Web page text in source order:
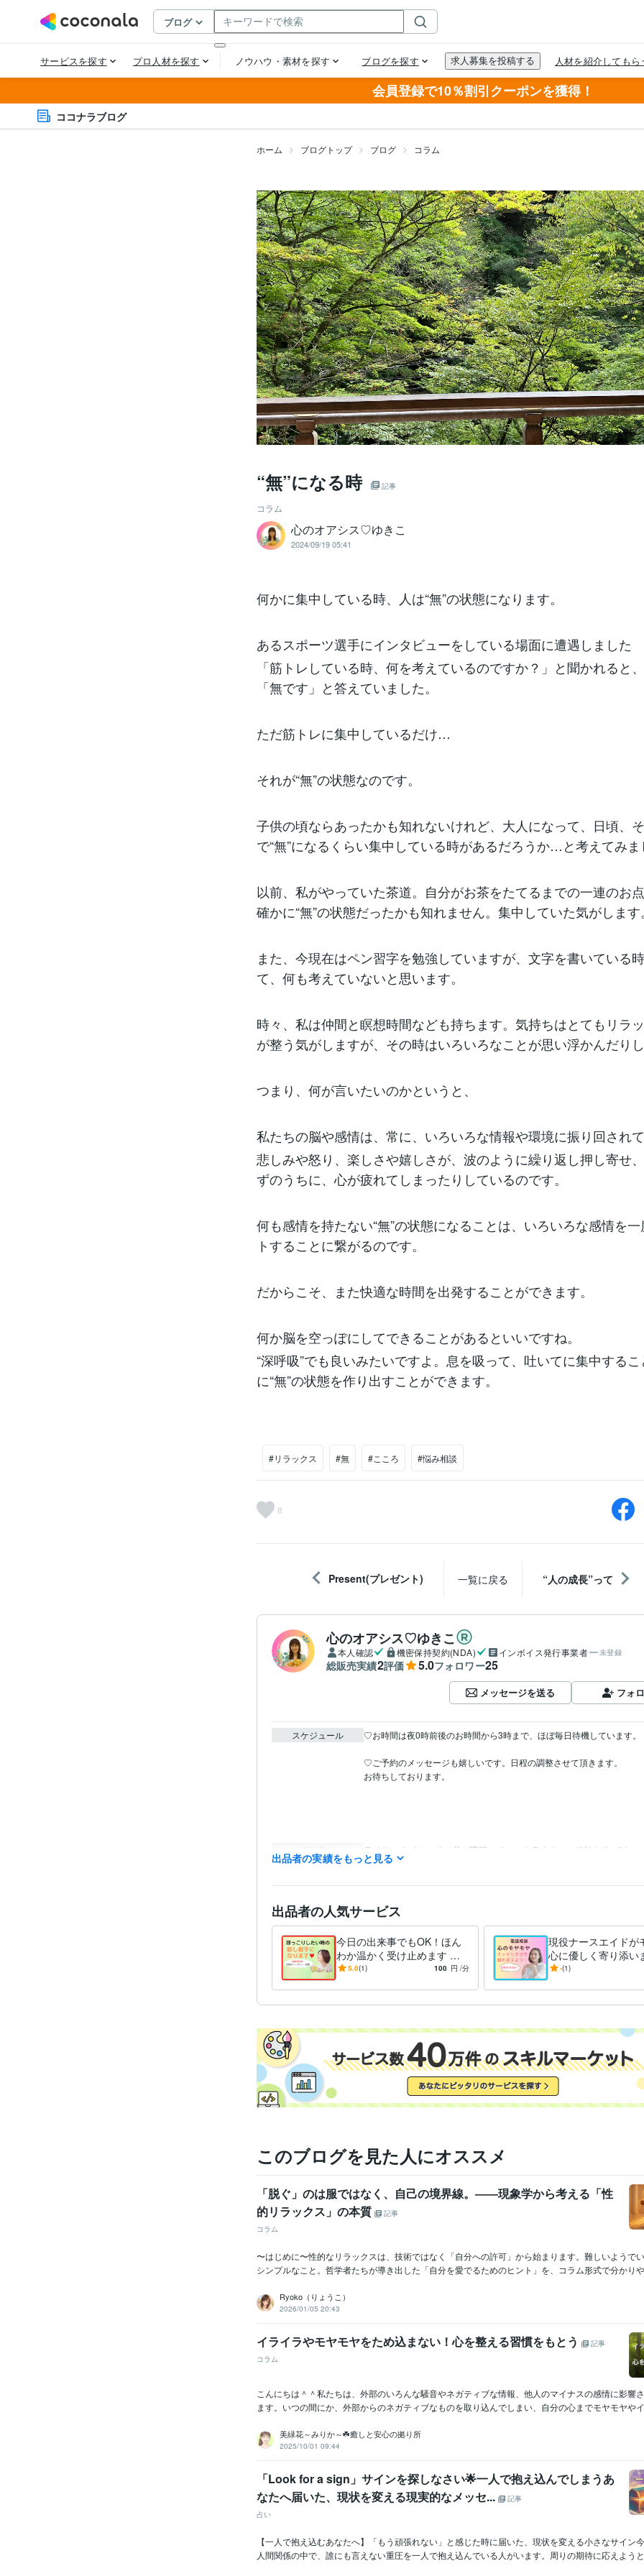
会員登録で10％割引クーポンを獲得！
ココナラブログ
ホーム ブログトップ ブログ コラム
“無”になる時 記事
コラム
心のオアシス♡ゆきこ
2024/09/19 05:41
何かに集中している時、人は“無”の状態になります。
あるスポーツ選手にインタビューをしている場面に遭遇しました
「筋トレしている時、何を考えているのですか？」と聞かれると
「無です」と答えていました。
ただ筋トレに集中しているだけ…
それが“無”の状態なのです。
子供の頃ならあったかも知れないけれど、大人になって、日頃、
で“無”になるくらい集中している時があるだろうか…と考えてみま
以前、私がやっていた茶道。自分がお茶をたてるまでの一連のお点
確かに“無”の状態だったかも知れません。集中していた気がします。
また、今現在はペン習字を勉強していますが、文字を書いている
て、何も考えていないと思います。
時々、私は仲間と瞑想時間なども持ちます。気持ちはとてもリラ
が整う気がしますが、その時はいろいろなことが思い浮かんだり
つまり、何が言いたいのかというと、
私たちの脳や感情は、常に、いろいろな情報や環境に振り回されて
悲しみや怒り、楽しさや嬉しさが、波のように繰り返し押し寄せ
ずのうちに、心が疲れてしまったりしているのです。
何も感情を持たない“無”の状態になることは、いろいろな感情を一
トすることに繋がるのです。
だからこそ、また快適な時間を出発することができます。
何か脳を空っぽにしてできることがあるといいですね。
“深呼吸”でも良いみたいですよ。息を吸って、吐いてに集中する
に“無”の状態を作り出すことができます。
#リラックス #無 #こころ #悩み相談
8
Present(プレゼント) 一覧に戻る “人の成長”って
心のオアシス♡ゆきこ
本人確認 機密保持契約(NDA) インボイス発行事業者 未登録
総販売実績2評価 5.0フォロワー25
メッセージを送る フォ
スケジュール ♡お時間は夜0時前後のお時間から3時まで、ほぼ毎日待機しています。
♡ご予約のメッセージも嬉しいです。日程の調整させて頂きます。
お待ちしております。
経験職種 ライフスタイル・その他 / 講師・インストラクター 経験年数 : 8年
ライフスタイル・その他 / マッサージ師・セラピスト
ライフスタイル・その他 / その他
資格・検定 取得年 : 2017年
カラーセラピスト 取得年 : 2023年
メディカルハーブコーディネーター 取得年 : 2018年
認定スピリチュアルカウンセラー 取得年 : 2020年
ビジネス・クリエイ ペライチ:2年Google サイト:10年
出品者の実績をもっと見る
出品者の人気サービス
今日の出来事でもOK！ほん
わか温かく受け止めます カ
ウセリングではなく、気軽に
5.0(1) 100 円 /分
現役ナースエイドが
心に優しく寄り添い
すだけで、気持ちが
-(1)
このブログを見た人にオススメ
「脱ぐ」のは服ではなく、自己の境界線。――現象学から考える「性
的リラックス」の本質
記事
コラム
〜はじめに〜性的なリラックスは、技術ではなく「自分への許可」から始まります。難しいようで
シンプルなこと。哲学者たちが導き出した「自分を愛でるためのヒント」を、コラム形式で分かり
Ryoko（りょうこ）
2026/01/05 20:43
イライラやモヤモヤをため込まない！心を整える習慣をもとう
記事
コラム
こんにちは＾＾私たちは、外部のいろんな騒音やネガティブな情報、他人のマイナスの感情に影響
ます。いつの間にか、外部からのネガティブなものを取り込んでしまい、自分の心までモヤモヤや
美緑花～みりか～☘️癒しと安心の拠り所
2025/10/01 09:44
「Look for a sign」サインを探しなさい🌟一人で抱え込んでしまうあ
なたへ届いた、現状を変える現実的なメッセ...
記事
占い
【一人で抱え込むあなたへ】「もう頑張れない」と感じた時に届いた、現状を変える小さなサイン
人間関係の中で、誰にも言えない重圧を一人で抱え込んでいる人がいます。周りの期待に応えよう